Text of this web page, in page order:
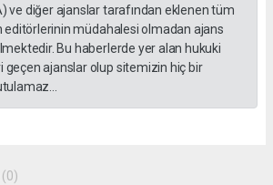
ve diğer ajanslar tarafından eklenen tüm
editörlerinin müdahalesi olmadan ajans
Bu haberlerde yer alan hukuki
ajanslar olup sitemizin hiç bir
(0)